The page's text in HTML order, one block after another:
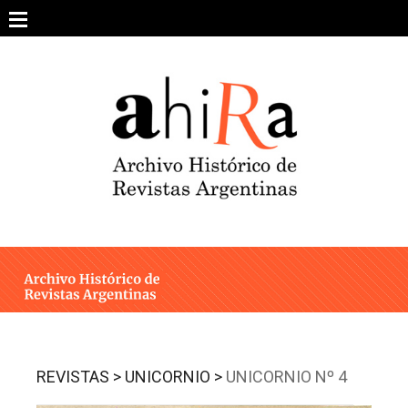
content
ARCHIVO DE REVISTAS
ESTUDIOS CRÍTICOS
INTEGRANTES
REVISTAS > UNICORNIO > UNICORNIO Nº 4